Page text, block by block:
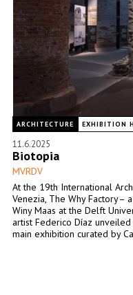
ARCHITECTURE EXHIBITION
11.6.2025
Biotopia
MVRDV
At the 19th International
Venezia, The Why Factory–
Winy Maas at the Delft
artist Federico Díaz
main exhibition curated by